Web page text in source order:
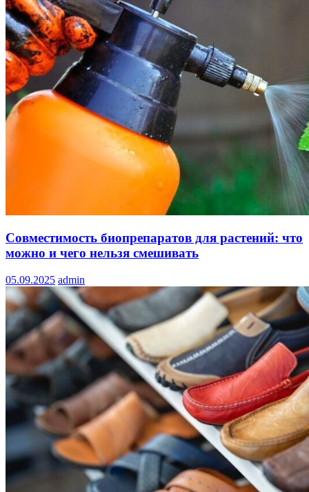
Совместимость биопрепаратов для растений: что
можно и чего нельзя смешивать
05.09.2025 admin